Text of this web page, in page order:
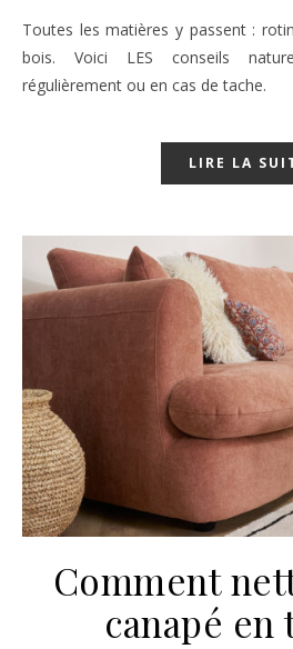
Toutes les matières y passent : rotin, cuir, tissu ou encore le
bois. Voici LES conseils
régulièrement ou en cas de tache.
LIRE LA
Comment
canapé en